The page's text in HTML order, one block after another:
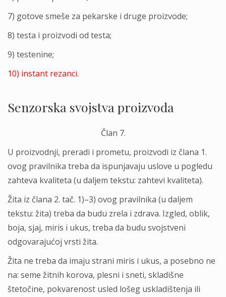
7) gotove smeše za pekarske i druge proizvode;
8) testa i proizvodi od testa;
9) testenine;
10) instant rezanci.
Senzorska svojstva proizvoda
Član 7.
U proizvodnji, preradi i prometu, proizvodi iz člana 1.
ovog pravilnika treba da ispunjavaju uslove u pogledu
zahteva kvaliteta (u dalјem tekstu: zahtevi kvaliteta).
Žita iz člana 2. tač. 1)–3) ovog pravilnika (u dalјem
tekstu: žita) treba da budu zrela i zdrava. Izgled, oblik,
boja, sjaj, miris i ukus, treba da budu svojstveni
odgovarajućoj vrsti žita.
Žita ne treba da imaju strani miris i ukus, a posebno ne
na: seme žitnih korova, plesni i sneti, skladišne
štetočine, pokvarenost usled lošeg uskladištenja ili